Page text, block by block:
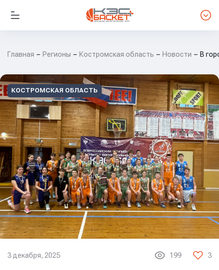
Главная Регионы Костромская область Новости В
КОСТРОМСКАЯ ОБЛАСТЬ
3 декабря, 2025 199 3